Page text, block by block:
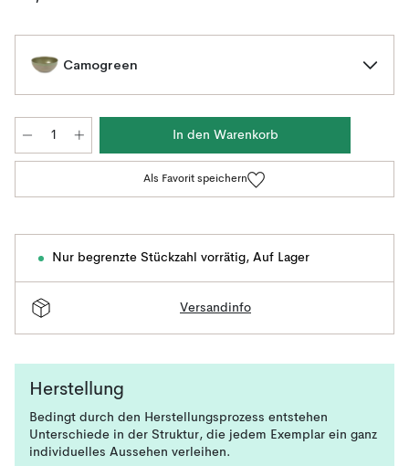
Camogreen
In den Warenkorb
Als Favorit speichern
Nur begrenzte Stückzahl vorrätig, Auf Lager
Versandinfo
Herstellung
Bedingt durch den Herstellungsprozess entstehen
Unterschiede in der Struktur, die jedem Exemplar ein ganz
individuelles Aussehen verleihen.